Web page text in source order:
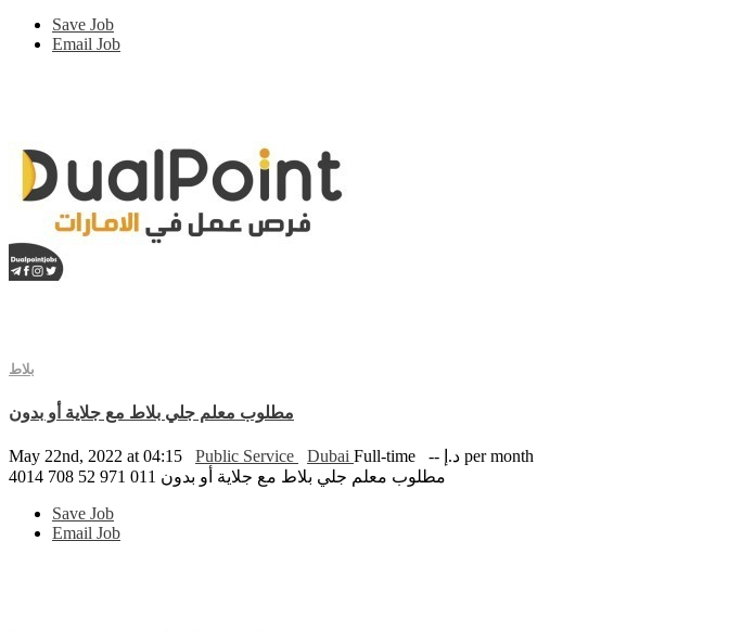
Save Job
Email Job
بلاط
مطلوب معلم جلي بلاط مع جلاية أو بدون
May 22nd, 2022 at 04:15 Public Service Dubai Full-time
-- د.إ per month
مطلوب معلم جلي بلاط مع جلاية أو بدون 011 971 52 708 4014
Save Job
Email Job